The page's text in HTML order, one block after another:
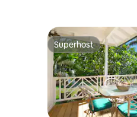
Superhost
Superhost